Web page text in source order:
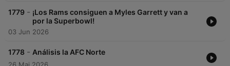
1779 - ¡Los Rams consiguen a Myles Garrett y van a
por la Superbowl!
03 Jun 2026
1778 - Análisis la AFC Norte